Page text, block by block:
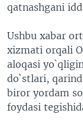
qatnashgani
Ushbu xabar
xizmati orqali
aloqasi
do`stlari,
biror yordam
foydasi